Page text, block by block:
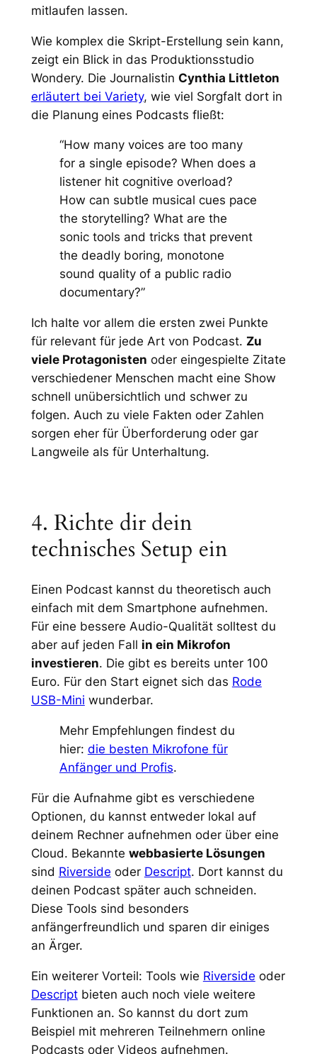
mitlaufen lassen.
Wie komplex die Skript-Erstellung sein kann,
zeigt ein Blick in das Produktionsstudio
Wondery. Die Journalistin Cynthia Littleton
erläutert bei Variety, wie viel Sorgfalt dort in
die Planung eines Podcasts fließt:
“How many voices are too many
for a single episode? When does a
listener hit cognitive overload?
How can subtle musical cues pace
the storytelling? What are the
sonic tools and tricks that prevent
the deadly boring, monotone
sound quality of a public radio
documentary?”
Ich halte vor allem die ersten zwei Punkte
für relevant für jede Art von Podcast. Zu
viele Protagonisten oder eingespielte Zitate
verschiedener Menschen macht eine Show
schnell unübersichtlich und schwer zu
folgen. Auch zu viele Fakten oder Zahlen
sorgen eher für Überforderung oder gar
Langweile als für Unterhaltung.
4. Richte dir dein
technisches Setup ein
Einen Podcast kannst du theoretisch auch
einfach mit dem Smartphone aufnehmen.
Für eine bessere Audio-Qualität solltest du
aber auf jeden Fall in ein Mikrofon
investieren. Die gibt es bereits unter 100
Euro. Für den Start eignet sich das Rode
USB-Mini wunderbar.
Mehr Empfehlungen findest du
hier: die besten Mikrofone für
Anfänger und Profis.
Für die Aufnahme gibt es verschiedene
Optionen, du kannst entweder lokal auf
deinem Rechner aufnehmen oder über eine
Cloud. Bekannte webbasierte Lösungen
sind Riverside oder Descript. Dort kannst du
deinen Podcast später auch schneiden.
Diese Tools sind besonders
anfängerfreundlich und sparen dir einiges
an Ärger.
Ein weiterer Vorteil: Tools wie Riverside oder
Descriptbieten auch noch viele weitere
Funktionen an. So kannst du dort zum
Beispiel mit mehreren Teilnehmern online
Podcasts oder Videos aufnehmen.